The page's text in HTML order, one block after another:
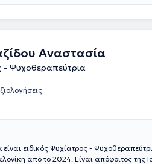
Αναστασία
- Ψυχοθεραπεύτρια
είναι ειδικός Ψυχίατρος -
από το 2024. Είναι απόφοιτος της